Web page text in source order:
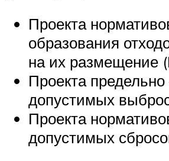
Проекта
образования
на их
Проекта предельно
допустимых
Проекта
допустимых